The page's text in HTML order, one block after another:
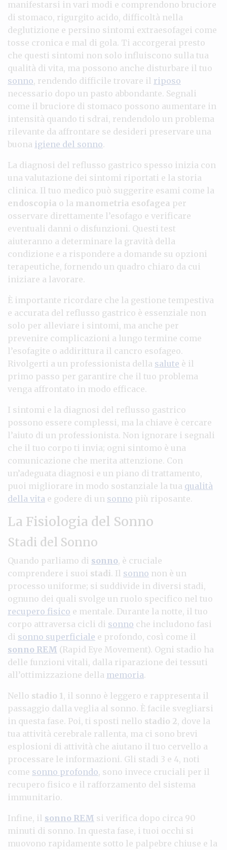
manifestarsi in vari modi e comprendono bruciore
di stomaco, rigurgito acido, difficoltà nella
deglutizione e persino sintomi extraesofagei come
tosse cronica e mal di gola. Ti accorgerai presto
che questi sintomi non solo influiscono sulla tua
qualità di vita, ma possono anche disturbare il tuo
sonno, rendendo difficile trovare il riposo
necessario dopo un pasto abbondante. Segnali
come il bruciore di stomaco possono aumentare in
intensità quando ti sdrai, rendendolo un problema
rilevante da affrontare se desideri preservare una
buona igiene del sonno.
La diagnosi del reflusso gastrico spesso inizia con
una valutazione dei sintomi riportati e la storia
clinica. Il tuo medico può suggerire esami come la
endoscopia o la manometria esofagea per
osservare direttamente l’esofago e verificare
eventuali danni o disfunzioni. Questi test
aiuteranno a determinare la gravità della
condizione e a rispondere a domande su opzioni
terapeutiche, fornendo un quadro chiaro da cui
iniziare a lavorare.
È importante ricordare che la gestione tempestiva
e accurata del reflusso gastrico è essenziale non
solo per alleviare i sintomi, ma anche per
prevenire complicazioni a lungo termine come
l’esofagite o addirittura il cancro esofageo.
Rivolgerti a un professionista della salute è il
primo passo per garantire che il tuo problema
venga affrontato in modo efficace.
I sintomi e la diagnosi del reflusso gastrico
possono essere complessi, ma la chiave è cercare
l’aiuto di un professionista. Non ignorare i segnali
che il tuo corpo ti invia; ogni sintomo è una
comunicazione che merita attenzione. Con
un’adeguata diagnosi e un piano di trattamento,
puoi migliorare in modo sostanziale la tua qualità
della vita e godere di un sonno più riposante.
La Fisiologia del Sonno
Stadi del Sonno
Quando parliamo di sonno, è cruciale
comprendere i suoi stadi. Il sonno non è un
processo uniforme; si suddivide in diversi stadi,
ognuno dei quali svolge un ruolo specifico nel tuo
recupero fisico e mentale. Durante la notte, il tuo
corpo attraversa cicli di sonno che includono fasi
di sonno superficiale e profondo, così come il
sonno REM (Rapid Eye Movement). Ogni stadio ha
delle funzioni vitali, dalla riparazione dei tessuti
all’ottimizzazione della memoria.
Nello stadio 1 , il sonno è leggero e rappresenta il
passaggio dalla veglia al sonno. È facile svegliarsi
in questa fase. Poi, ti sposti nello stadio 2, dove la
tua attività cerebrale rallenta, ma ci sono brevi
esplosioni di attività che aiutano il tuo cervello a
processare le informazioni. Gli stadi 3 e 4, noti
come sonno profondo, sono invece cruciali per il
recupero fisico e il rafforzamento del sistema
immunitario.
Infine, il sonno REM si verifica dopo circa 90
minuti di sonno. In questa fase, i tuoi occhi si
muovono rapidamente sotto le palpebre chiuse e la